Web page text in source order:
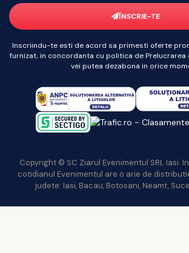
ÎNSCRIE-TE
Inscriindu-te esti de acord sa primesti oferte
furnizat, in concordanta cu politica de Prelucrarea
vei putea dezabona in orice
Copyright © SC Ziarul Evenimentul SRL Iasi.
cotidianul Evenimentul are o arie de
judete: Iasi, Bacau, Botosani, Neamt,